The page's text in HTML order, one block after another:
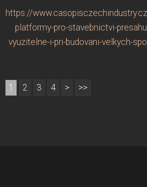
https://
platformy-pro-stavebnictvi-
vyuzitelne-i-pri-budovani-velkych-
1 2 3 4 > >>